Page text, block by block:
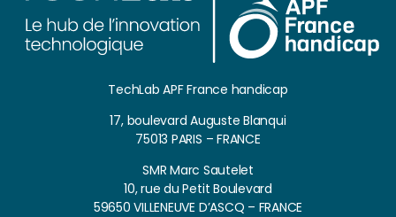
TechLab APF France handicap
17, boulevard Auguste Blanqui
75013 PARIS – FRANCE
SMR Marc Sautelet
10, rue du Petit Boulevard
59650 VILLENEUVE D’ASCQ – FRANCE